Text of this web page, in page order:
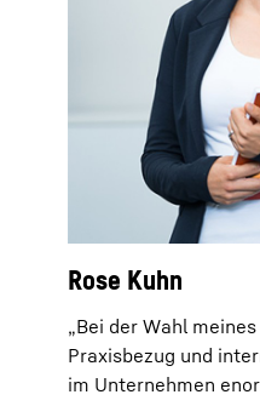
Rose Kuhn
„Bei der Wahl
Praxisbezug und
im Unternehmen